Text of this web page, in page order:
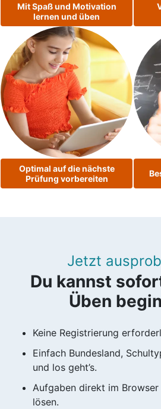
Mit Spaß und Motivation
lernen und üben
Optimal auf die nächste
Prüfung vorbereiten
Jetzt
Du kannst
Üben
Keine Registrierung
Einfach Bundesland,
und los geht’s.
Aufgaben direkt im
lösen.